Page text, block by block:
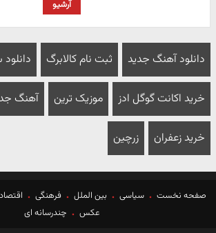
آرشیو
دانلود آهنگ جدید ثبت نام کالابرگ
خرید اکانت گوگل ادز موزیک ترین آهنگ
خرید زعفران زرچین
صفحه نخست سیاسی بین الملل فرهنگی
عکس
چندرسانه ای